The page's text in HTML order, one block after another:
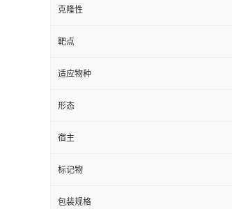
克隆性
靶点
适应物种
形态
宿主
标记物
包装规格